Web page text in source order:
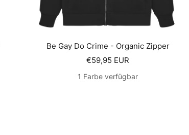
Be Gay Do Crime - Organic Zipper
Angebotspreis
€59,95 EUR
1 Farbe verfügbar